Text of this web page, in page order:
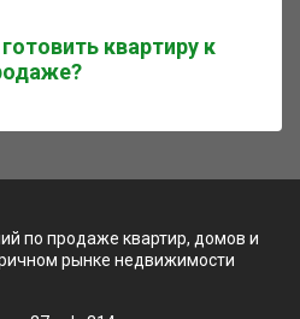
квартиру к
по продаже квартир, домов и
рынке недвижимости